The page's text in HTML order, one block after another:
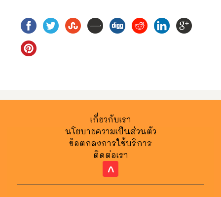
เกี่ยวกับเรา
นโยบายความเป็นส่วนตัว
ข้อตกลงการใช้บริการ
ติดต่อเรา
^